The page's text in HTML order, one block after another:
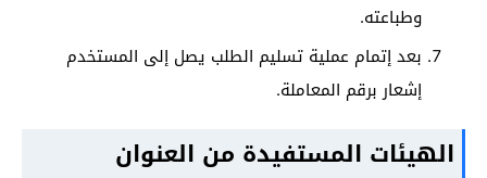
وطباعته.
بعد إتمام عملية تسليم الطلب يصل إلى المستخدم
إشعار برقم المعاملة.
الهيئات المستفيدة من العنوان